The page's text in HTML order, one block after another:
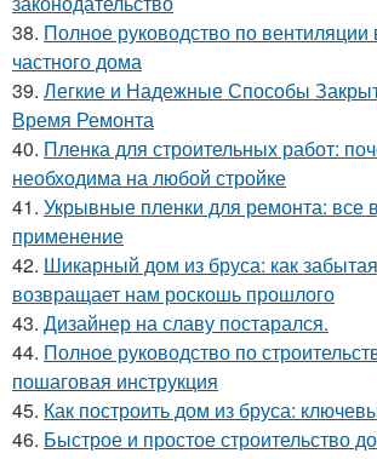
38. Полное руководство по вентиляции
частного дома
39. Легкие и Надежные Способы
Время Ремонта
40. Пленка для строительных работ:
необходима на любой стройке
41. Укрывные пленки для ремонта: все
применение
42. Шикарный дом из бруса: как
возвращает нам роскошь прошлого
43. Дизайнер на славу постарался.
44. Полное руководство по
пошаговая инструкция
45. Как построить дом из бруса:
46. Быстрое и простое строительство